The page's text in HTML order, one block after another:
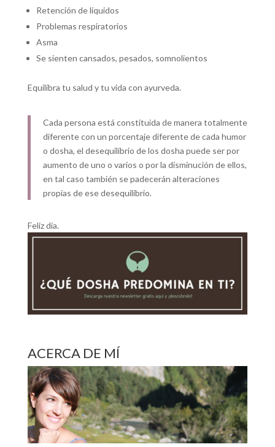
Retención de líquidos
Problemas respiratorios
Asma
Se sienten cansados, pesados, somnolientos
Equilibra tu salud y tu vida con ayurveda.
Cada persona está constituida de manera totalmente
diferente con un porcentaje diferente de cada humor
o dosha, el desequilibrio de los dosha puede ser por
aumento de uno o varios o por la disminución de ellos,
en tal caso también se padecerán alteraciones
propias de ese desequilibrio.
Feliz día.
ACERCA DE MÍ